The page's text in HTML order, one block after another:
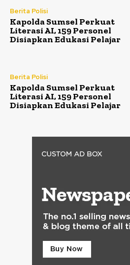
Berita Polisi
Kapolda Sumsel Perkuat
Literasi AI, 159 Personel
Disiapkan Edukasi Pelajar
Berita Polisi
Kapolda Sumsel Perkuat
Literasi AI, 159 Personel
Disiapkan Edukasi Pelajar